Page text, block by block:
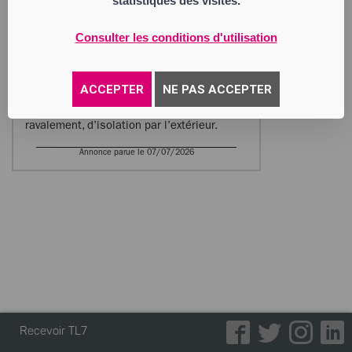
Consulter les conditions d'utilisation
ACCEPTER NE PAS ACCEPTER
MIRAI FACADE
Société à Responsabilité Limitée
42240 Unieux
904 125 283 RCS Saint Etienne
ravalement, d’isolation par l’extérieur.
Annonce parue le 07/07/2026
Recevoir TL7